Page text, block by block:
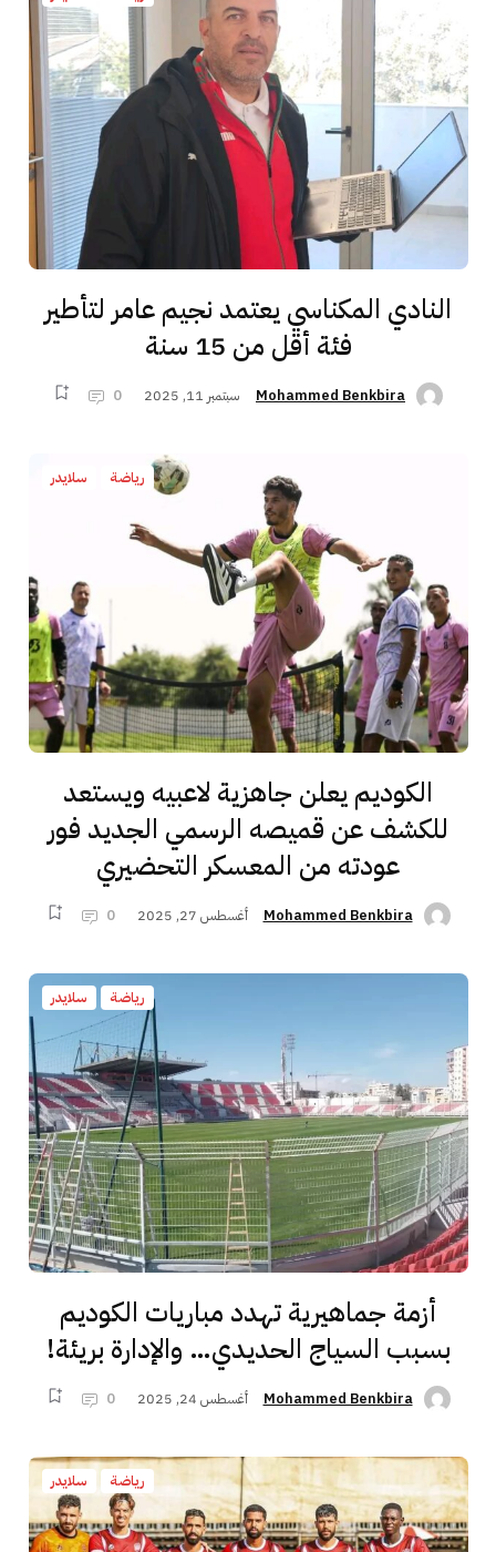
النادي المكناسي يعتمد نجيم عامر لتأطير
فئة أقل من 15 سنة
Mohammed Benkbira سبتمبر 11, 2025 0
رياضة سلايدر
الكوديم يعلن جاهزية لاعبيه ويستعد
للكشف عن قميصه الرسمي الجديد فور
عودته من المعسكر التحضيري
Mohammed Benkbira أغسطس 27, 2025 0
رياضة سلايدر
أزمة جماهيرية تهدد مباريات الكوديم
بسبب السياج الحديدي… والإدارة بريئة!
Mohammed Benkbira أغسطس 24, 2025 0
رياضة سلايدر